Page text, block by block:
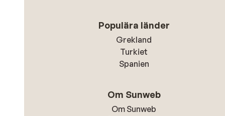
Populära länder
Grekland
Turkiet
Spanien
Om Sunweb
Om Sunweb